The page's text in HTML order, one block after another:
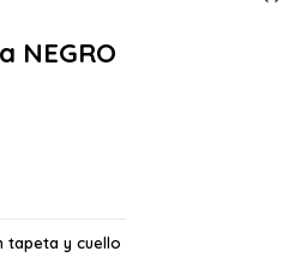
NEGRO
tapeta y cuello